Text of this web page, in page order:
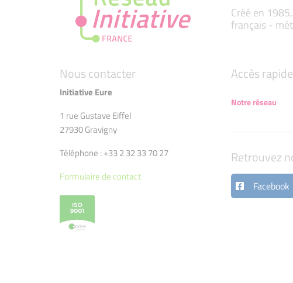
Créé en
français -
Nous contacter
Initiative Eure
1 rue Gustave Eiffel
27930 Gravigny
Téléphone : +33 2 32 33 70 27
Formulaire de contact
Accès rapide
Notre réseau
Retrouvez
Facebook